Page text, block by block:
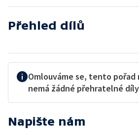
Přehled dílů
Omlouváme se, tento
nemá žádné přehratelné
Napište nám